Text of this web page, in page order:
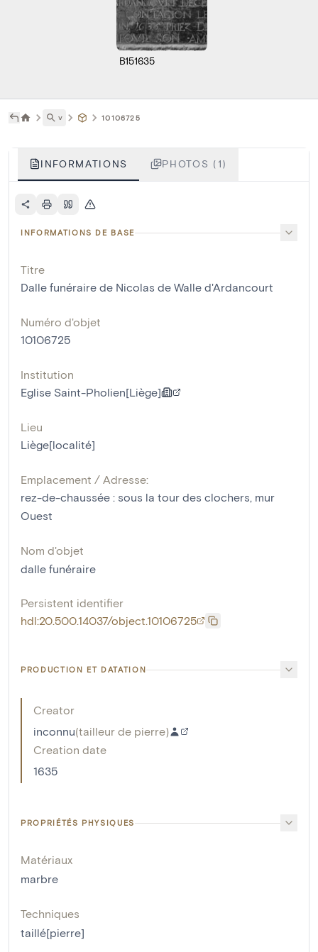
B151635
˅ 10106725
INFORMATIONS PHOTOS (1)
INFORMATIONS DE BASE
Titre
Dalle funéraire de Nicolas de Walle d'Ardancourt
Numéro d'objet
10106725
Institution
Eglise Saint-Pholien[Liège]
Lieu
Liège[localité]
Emplacement / Adresse:
rez-de-chaussée : sous la tour des clochers, mur
Ouest
Nom d'objet
dalle funéraire
Persistent identifier
hdl:20.500.14037/object.10106725
PRODUCTION ET DATATION
Creator
inconnu(tailleur de pierre)
Creation date
1635
PROPRIÉTÉS PHYSIQUES
Matériaux
marbre
Techniques
taillé[pierre]